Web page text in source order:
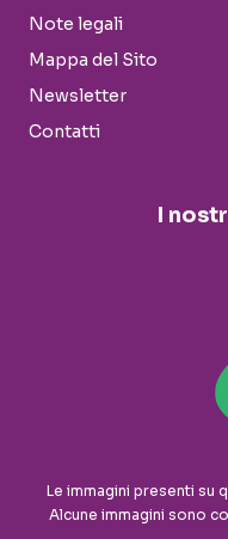
Note legali
Mappa del Sito
Newsletter
Contatti
I
Le immagini presenti su
Alcune immagini sono